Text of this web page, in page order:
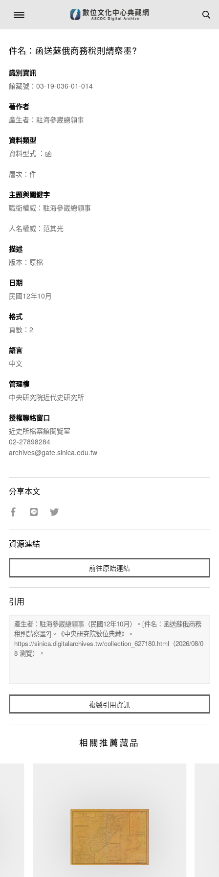
件名：函送蘇俄商務稅則請察墨?
識別資訊
館藏號：03-19-036-01-014
著作者
產生者：駐海參崴總領事
資料類型
資料型式 ：函
層次：件
主題與關鍵字
職銜權威：駐海參崴總領事
人名權威：范其光
描述
版本：原檔
日期
民國12年10月
格式
頁數：2
語言
中文
管理權
中央研究院近代史研究所
授權聯絡窗口
近史所檔案館閱覽室
02-27898284
archives@gate.sinica.edu.tw
分享本文
資源連結
前往原始連結
引用
複製引用資訊
相關推薦藏品